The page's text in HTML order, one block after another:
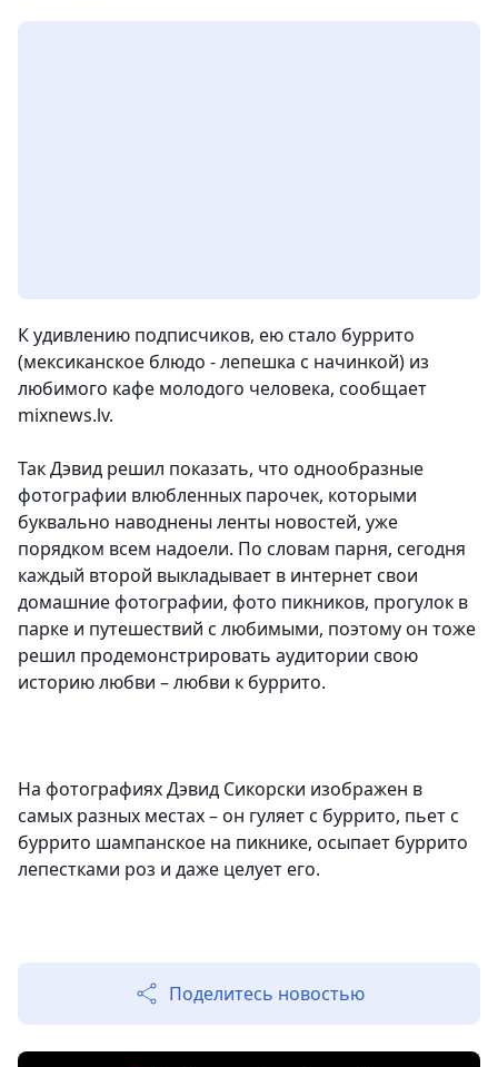
К удивлению подписчиков, ею стало буррито
(мексиканское блюдо - лепешка с начинкой) из
любимого кафе молодого человека, сообщает
mixnews.lv.
Так Дэвид решил показать, что однообразные
фотографии влюбленных парочек, которыми
буквально наводнены ленты новостей, уже
порядком всем надоели. По словам парня, сегодня
каждый второй выкладывает в интернет свои
домашние фотографии, фото пикников, прогулок в
парке и путешествий с любимыми, поэтому он тоже
решил продемонстрировать аудитории свою
историю любви – любви к буррито.
На фотографиях Дэвид Сикорски изображен в
самых разных местах – он гуляет с буррито, пьет с
буррито шампанское на пикнике, осыпает буррито
лепестками роз и даже целует его.
Поделитесь новостью